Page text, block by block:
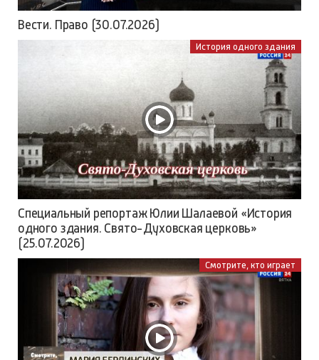
Вести. Право (30.07.2026)
История одного здания
Специальный репортаж Юлии Шалаевой «История
одного здания. Свято-Духовская церковь»
(25.07.2026)
Смотрите, кто играет